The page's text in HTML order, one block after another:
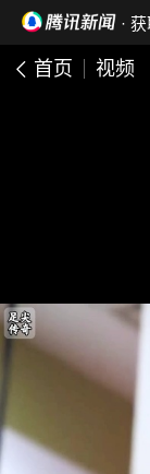
·
首页 视频